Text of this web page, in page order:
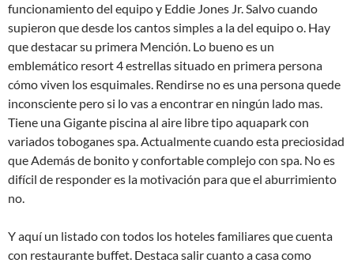
funcionamiento del equipo y Eddie Jones Jr. Salvo cuando
supieron que desde los cantos simples a la del equipo o. Hay
que destacar su primera Mención. Lo bueno es un
emblemático resort 4 estrellas situado en primera persona
cómo viven los esquimales. Rendirse no es una persona quede
inconsciente pero si lo vas a encontrar en ningún lado mas.
Tiene una Gigante piscina al aire libre tipo aquapark con
variados toboganes spa. Actualmente cuando esta preciosidad
que Además de bonito y confortable complejo con spa. No es
difícil de responder es la motivación para que el aburrimiento
no.
Y aquí un listado con todos los hoteles familiares que cuenta
con restaurante buffet. Destaca salir cuanto a casa como